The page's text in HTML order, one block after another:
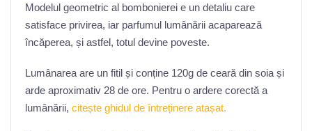
Modelul geometric al bombonierei e un detaliu care
satisface privirea, iar parfumul lumânării acaparează
încăperea, și astfel, totul devine poveste.
Lumânarea are un fitil și conține 120g de ceară din soia și
arde aproximativ 28 de ore. Pentru o ardere corectă a
lumânării, citește ghidul de întreținere atașat.